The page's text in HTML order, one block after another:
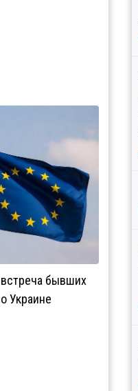
бывших
Украине